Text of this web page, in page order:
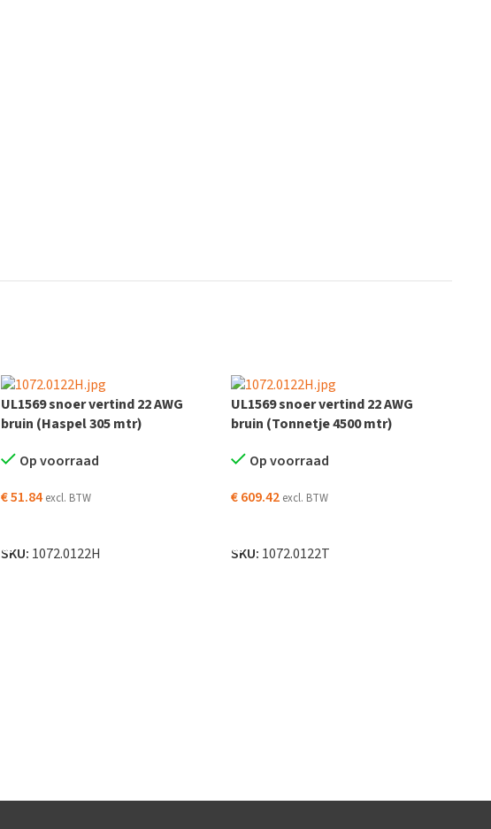
UL1569 snoer vertind 22 AWG
bruin (Haspel 305 mtr)
Op voorraad
€51.84 excl. BTW
SKU: 1072.0122H
UL1569 snoer vertind 22 AWG
bruin (Tonnetje 4500 mtr)
Op voorraad
€609.42 excl. BTW
SKU: 1072.0122T